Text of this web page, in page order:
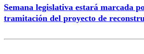
Semana legislativa estará marcada
tramitación del proyecto de